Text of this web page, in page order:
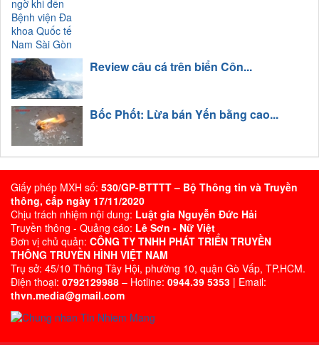
Review câu cá trên biển Côn...
Bốc Phốt: Lừa bán Yến bằng cao...
Giấy phép MXH số: 530/GP-BTTTT – Bộ Thông tin và Truyền
thông, cấp ngày 17/11/2020
Chịu trách nhiệm nội dung: Luật gia Nguyễn Đức Hải
Truyền thông - Quảng cáo: Lê Sơn - Nữ Việt
Đơn vị chủ quản: CÔNG TY TNHH PHÁT TRIỂN TRUYỀN
THÔNG TRUYỀN HÌNH VIỆT NAM
Trụ sở: 45/10 Thông Tây Hội, phường 10, quận Gò Vấp, TP.HCM.
Điện thoại: 0792129988 – Hotline: 0944.39 5353 | Email:
thvn.media@gmail.com